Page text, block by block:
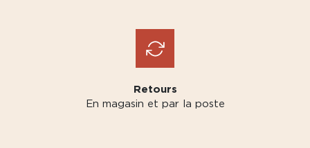
Retours
En magasin et par la poste